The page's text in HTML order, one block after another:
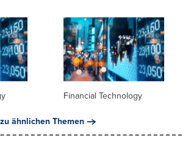
Financial Technology
ähnlichen Themen